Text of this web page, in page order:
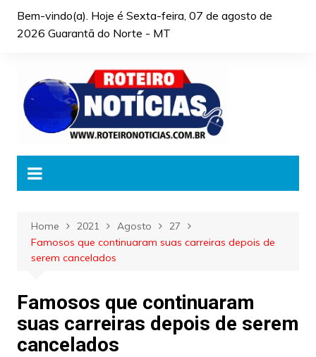
Bem-vindo(a). Hoje é Sexta-feira, 07 de agosto de
2026 Guarantã do Norte - MT
Home 2021 Agosto
27
Famosos que continuaram suas carreiras depois de
serem cancelados
Famosos que continuaram
suas carreiras depois de serem
cancelados